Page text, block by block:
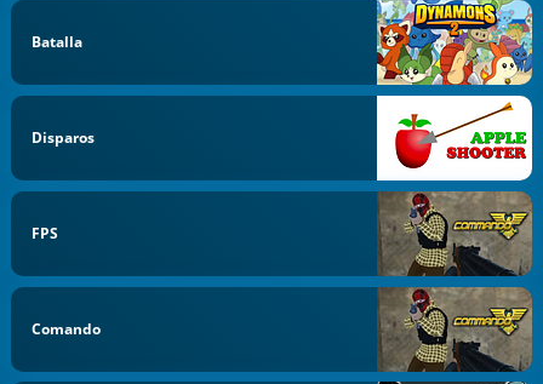
Batalla
Disparos
FPS
Comando